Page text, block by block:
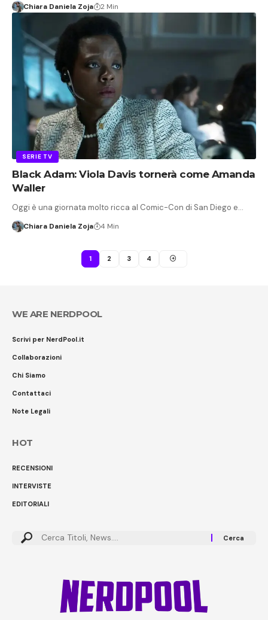
Chiara Daniela Zoja 2 Min
SERIE TV
Black Adam: Viola Davis tornerà come Amanda
Waller
Oggi è una giornata molto ricca al Comic-Con di San Diego e…
Chiara Daniela Zoja 4 Min
1 2 3 4
WE ARE NERDPOOL
Scrivi per NerdPool.it
Collaborazioni
Chi Siamo
Contattaci
Note Legali
HOT
RECENSIONI
INTERVISTE
EDITORIALI
Cerca: